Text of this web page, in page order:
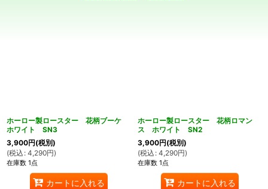
ホーロー製ロースター 花柄ブーケ
ホワイト SN3
3,900円(税別)
(税込 : 4,290円)
在庫数 1点
カートに入れる
ホーロー製ロースター 花柄ロマン
ス ホワイト SN2
3,900円(税別)
(税込 : 4,290円)
在庫数 1点
カートに入れる